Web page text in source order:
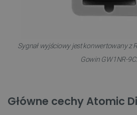
Sygnał wyjściowy jest konwertowany z
Gowin GW1NR-9C.
Główne cechy Atomic